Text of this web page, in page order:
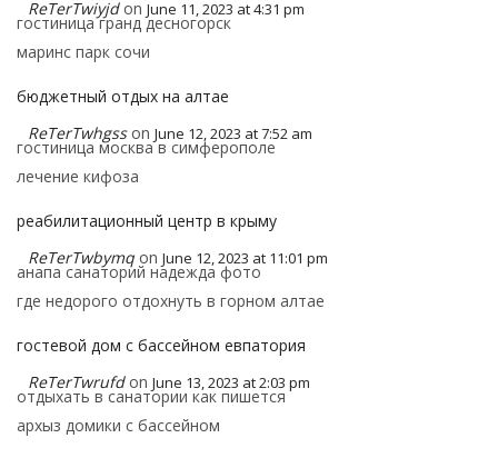
ReTerTwiyjd on June 11, 2023 at 4:31 pm
гостиница гранд десногорск
маринс парк сочи
бюджетный отдых на алтае
ReTerTwhgss on June 12, 2023 at 7:52 am
гостиница москва в симферополе
лечение кифоза
реабилитационный центр в крыму
ReTerTwbymq on June 12, 2023 at 11:01 pm
анапа санаторий надежда фото
где недорого отдохнуть в горном алтае
гостевой дом с бассейном евпатория
ReTerTwrufd on June 13, 2023 at 2:03 pm
отдыхать в санатории как пишется
архыз домики с бассейном